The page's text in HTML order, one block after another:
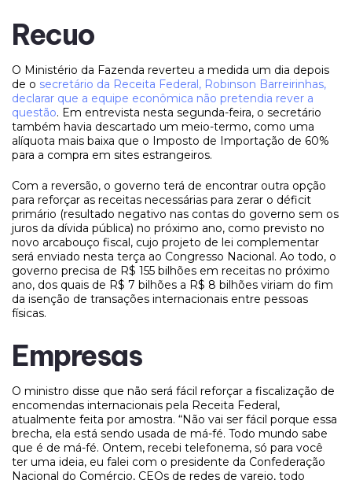
Recuo
O Ministério da Fazenda reverteu a medida um dia depois
de o secretário da Receita Federal, Robinson Barreirinhas,
declarar que a equipe econômica não pretendia rever a
questão. Em entrevista nesta segunda-feira, o secretário
também havia descartado um meio-termo, como uma
alíquota mais baixa que o Imposto de Importação de 60%
para a compra em sites estrangeiros.
Com a reversão, o governo terá de encontrar outra opção
para reforçar as receitas necessárias para zerar o déficit
primário (resultado negativo nas contas do governo sem os
juros da dívida pública) no próximo ano, como previsto no
novo arcabouço fiscal, cujo projeto de lei complementar
será enviado nesta terça ao Congresso Nacional. Ao todo, o
governo precisa de R$ 155 bilhões em receitas no próximo
ano, dos quais de R$ 7 bilhões a R$ 8 bilhões viriam do fim
da isenção de transações internacionais entre pessoas
físicas.
Empresas
O ministro disse que não será fácil reforçar a fiscalização de
encomendas internacionais pela Receita Federal,
atualmente feita por amostra. “Não vai ser fácil porque essa
brecha, ela está sendo usada de má-fé. Todo mundo sabe
que é de má-fé. Ontem, recebi telefonema, só para você
ter uma ideia, eu falei com o presidente da Confederação
Nacional do Comércio, CEOs de redes de varejo, todo